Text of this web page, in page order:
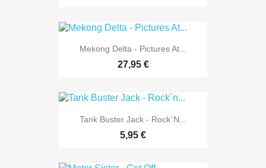
Mekong Delta - Pictures At...
27,95 €
Tank Buster Jack - Rock´n...
5,95 €